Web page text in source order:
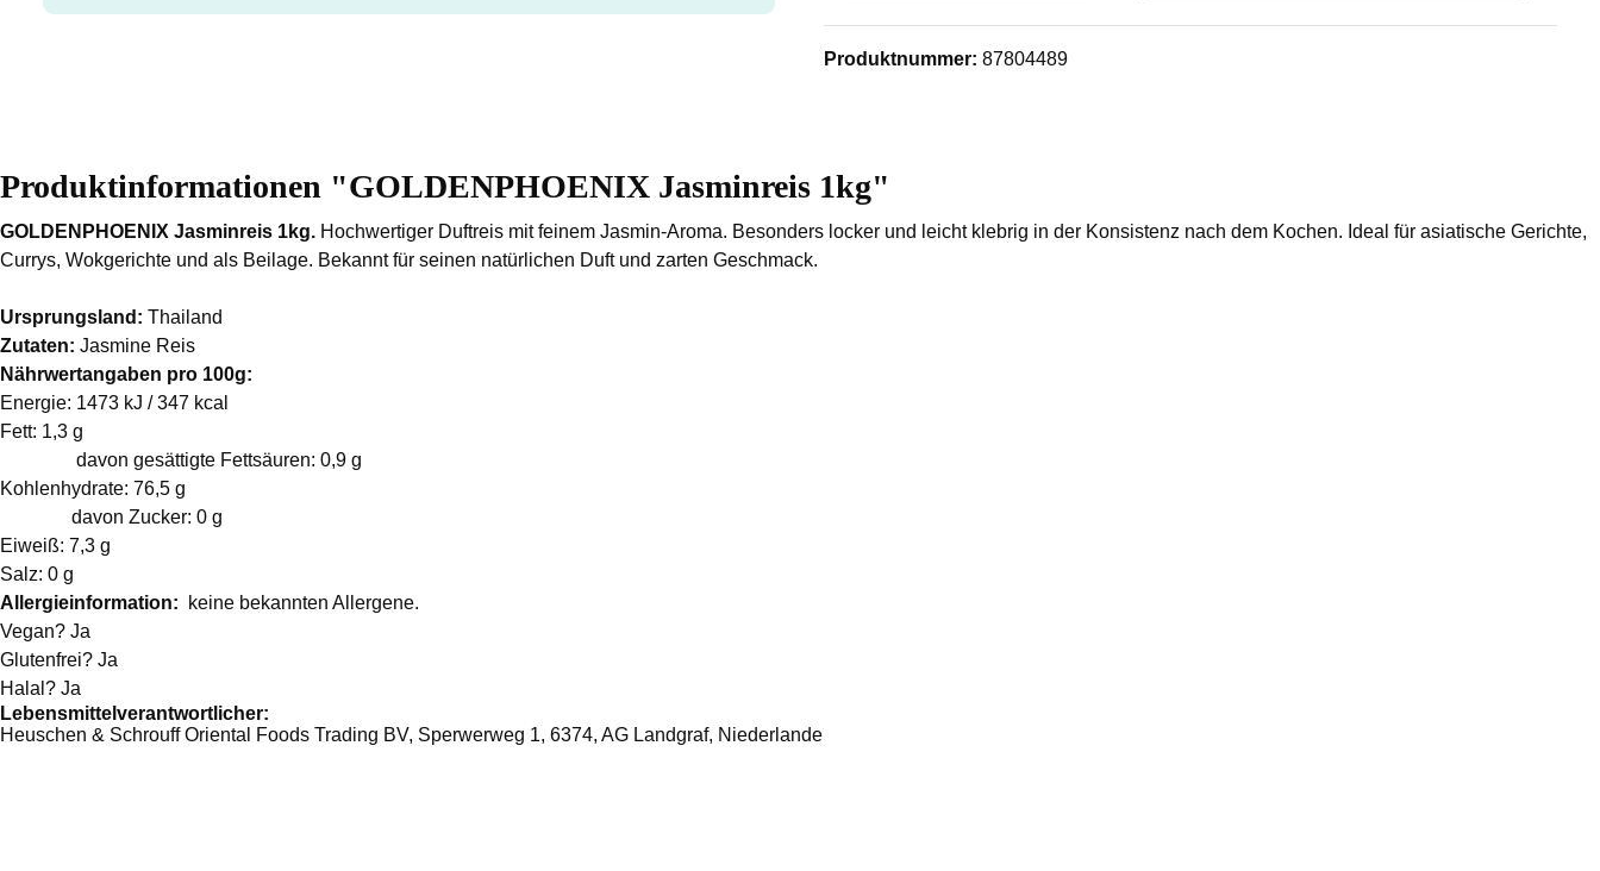
Produktnummer: 87804489
Produktinformationen "GOLDENPHOENIX Jasminreis 1kg"
GOLDENPHOENIX Jasminreis 1kg. Hochwertiger Duftreis mit feinem Jasmin-Aroma. Besonders locker und leicht klebrig in der Konsistenz nach dem Kochen. Ideal für asiatische Gerichte,
Currys, Wokgerichte und als Beilage. Bekannt für seinen natürlichen Duft und zarten Geschmack.
Ursprungsland: Thailand
Zutaten: Jasmine Reis
Nährwertangaben pro 100g:
Energie: 1473 kJ / 347 kcal
Fett: 1,3 g
davon gesättigte Fettsäuren: 0,9 g
Kohlenhydrate: 76,5 g
davon Zucker: 0 g
Eiweiß: 7,3 g
Salz: 0 g
Allergieinformation:
keine bekannten Allergene.
Vegan? Ja
Glutenfrei? Ja
Halal? Ja
Lebensmittelverantwortlicher:
Heuschen & Schrouff Oriental Foods Trading BV, Sperwerweg 1, 6374, AG Landgraf, Niederlande